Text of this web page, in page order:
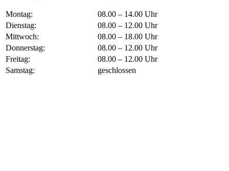
Montag:
08.00 – 14.00 Uhr
Dienstag:
08.00 – 12.00 Uhr
Mittwoch:
08.00 – 18.00 Uhr
Donnerstag:
08.00 – 12.00 Uhr
Freitag:
08.00 – 12.00 Uhr
Samstag:
geschlossen